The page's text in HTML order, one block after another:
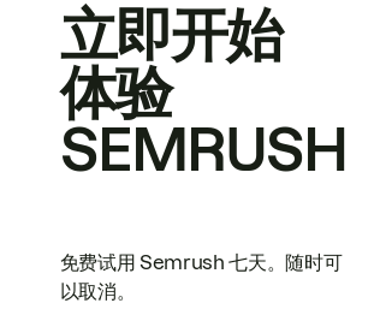
立即开始
体验
SEMRUSH
免费试用 Semrush 七天。随时可
以取消。